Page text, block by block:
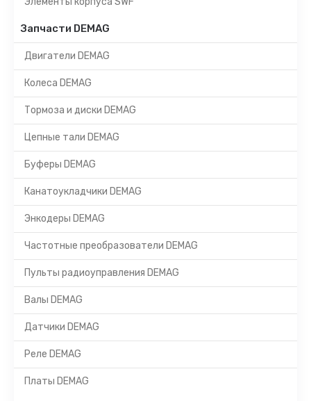
Запчасти DEMAG
Двигатели DEMAG
Колеса DEMAG
Тормоза и диски DEMAG
Цепные тали DEMAG
Буферы DEMAG
Канатоукладчики DEMAG
Энкодеры DEMAG
Частотные преобразователи DEMAG
Пульты радиоуправления DEMAG
Валы DEMAG
Датчики DEMAG
Реле DEMAG
Платы DEMAG